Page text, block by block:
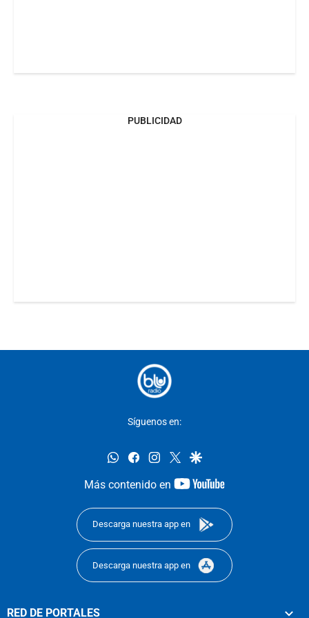
PUBLICIDAD
Síguenos en:
whatsappfacebookinstagram
twittergoogle
Más contenido en
youtube-
Descarga nuestra app en
Descarga nuestra app en
RED DE PORTALES